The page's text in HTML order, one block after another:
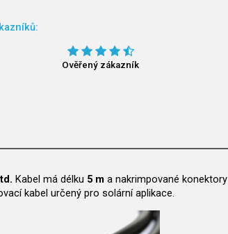
Ověřený zákazník
Kabel má délku 5 m a nakrimpované konektory
kabel určený pro solární aplikace.